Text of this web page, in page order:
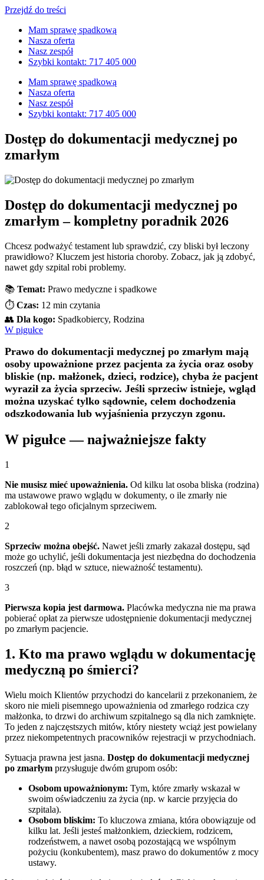
Przejdź do treści
Mam sprawę spadkową
Nasza oferta
Nasz zespół
Szybki kontakt: 717 405 000
Mam sprawę spadkową
Nasza oferta
Nasz zespół
Szybki kontakt: 717 405 000
Dostęp do dokumentacji medycznej po
zmarłym
Dostęp do dokumentacji medycznej po
zmarłym – kompletny poradnik 2026
Chcesz podważyć testament lub sprawdzić, czy bliski był leczony
prawidłowo? Kluczem jest historia choroby. Zobacz, jak ją zdobyć,
nawet gdy szpital robi problemy.
📚 Temat: Prawo medyczne i spadkowe
⏱️ Czas: 12 min czytania
👥 Dla kogo: Spadkobiercy, Rodzina
W pigułce
Prawo do dokumentacji medycznej po zmarłym mają
osoby upoważnione przez pacjenta za życia oraz osoby
bliskie (np. małżonek, dzieci, rodzice), chyba że pacjent
wyraził za życia sprzeciw. Jeśli sprzeciw istnieje, wgląd
można uzyskać tylko sądownie, celem dochodzenia
odszkodowania lub wyjaśnienia przyczyn zgonu.
W pigułce — najważniejsze fakty
1
Nie musisz mieć upoważnienia. Od kilku lat osoba bliska (rodzina)
ma ustawowe prawo wglądu w dokumenty, o ile zmarły nie
zablokował tego oficjalnym sprzeciwem.
2
Sprzeciw można obejść. Nawet jeśli zmarły zakazał dostępu, sąd
może go uchylić, jeśli dokumentacja jest niezbędna do dochodzenia
roszczeń (np. błąd w sztuce, nieważność testamentu).
3
Pierwsza kopia jest darmowa. Placówka medyczna nie ma prawa
pobierać opłat za pierwsze udostępnienie dokumentacji medycznej
po zmarłym pacjencie.
1. Kto ma prawo wglądu w dokumentację
medyczną po śmierci?
Wielu moich Klientów przychodzi do kancelarii z przekonaniem, że
skoro nie mieli pisemnego upoważnienia od zmarłego rodzica czy
małżonka, to drzwi do archiwum szpitalnego są dla nich zamknięte.
To jeden z najczęstszych mitów, który niestety wciąż jest powielany
przez niekompetentnych pracowników rejestracji w przychodniach.
Sytuacja prawna jest jasna. Dostęp do dokumentacji medycznej
po zmarłym przysługuje dwóm grupom osób:
Osobom upoważnionym: Tym, które zmarły wskazał w
swoim oświadczeniu za życia (np. w karcie przyjęcia do
szpitala).
Osobom bliskim: To kluczowa zmiana, która obowiązuje od
kilku lat. Jeśli jesteś małżonkiem, dzieckiem, rodzicem,
rodzeństwem, a nawet osobą pozostającą we wspólnym
pożyciu (konkubentem), masz prawo do dokumentów z mocy
ustawy.